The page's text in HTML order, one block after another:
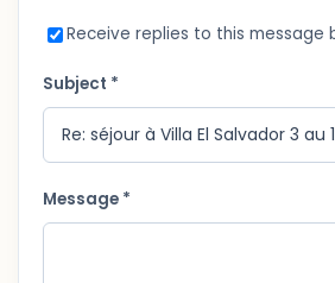
Receive replies to this message
Subject *
Message *